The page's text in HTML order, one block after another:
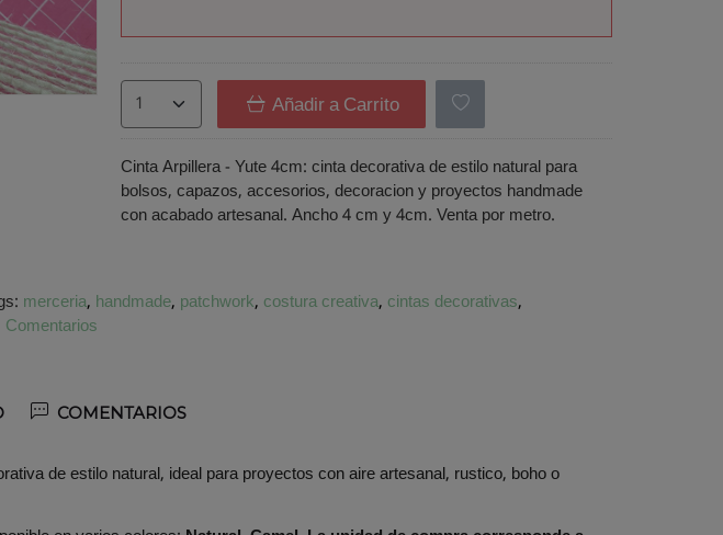
Añadir a Carrito
Cinta Arpillera - Yute 4cm: cinta decorativa de estilo natural para
bolsos, capazos, accesorios, decoracion y proyectos handmade
con acabado artesanal. Ancho 4 cm y 4cm. Venta por metro.
merceria handmade patchwork costura creativa cintas decorativas
Comentarios
COMENTARIOS
de estilo natural, ideal para proyectos con aire artesanal, rustico, boho o